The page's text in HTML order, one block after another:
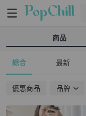
商品
綜合 最新
優惠商品 品牌